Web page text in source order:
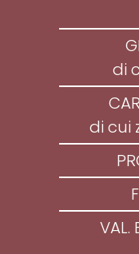
di
di cui
VAL.